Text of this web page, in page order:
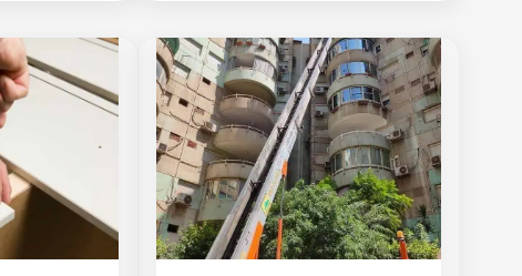
ونش
رفع
عفش
|
الاستخدام
الذكي
لتوفير
الوقت
فك
و
تركيب
تغليف
الاثاث